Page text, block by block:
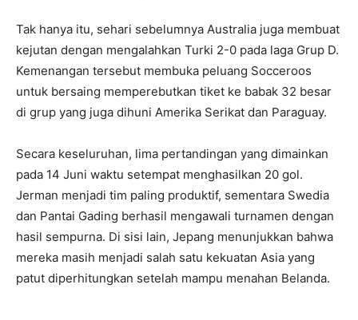
Tak hanya itu, sehari sebelumnya Australia juga membuat
kejutan dengan mengalahkan Turki 2-0 pada laga Grup D.
Kemenangan tersebut membuka peluang Socceroos
untuk bersaing memperebutkan tiket ke babak 32 besar
di grup yang juga dihuni Amerika Serikat dan Paraguay.
Secara keseluruhan, lima pertandingan yang dimainkan
pada 14 Juni waktu setempat menghasilkan 20 gol.
Jerman menjadi tim paling produktif, sementara Swedia
dan Pantai Gading berhasil mengawali turnamen dengan
hasil sempurna. Di sisi lain, Jepang menunjukkan bahwa
mereka masih menjadi salah satu kekuatan Asia yang
patut diperhitungkan setelah mampu menahan Belanda.